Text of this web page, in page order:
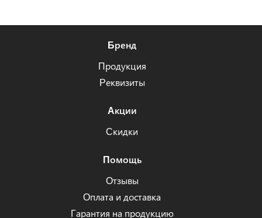
Бренд
Продукция
Реквизиты
Акции
Скидки
Помощь
Отзывы
Оплата и доставка
Гарантия на продукцию